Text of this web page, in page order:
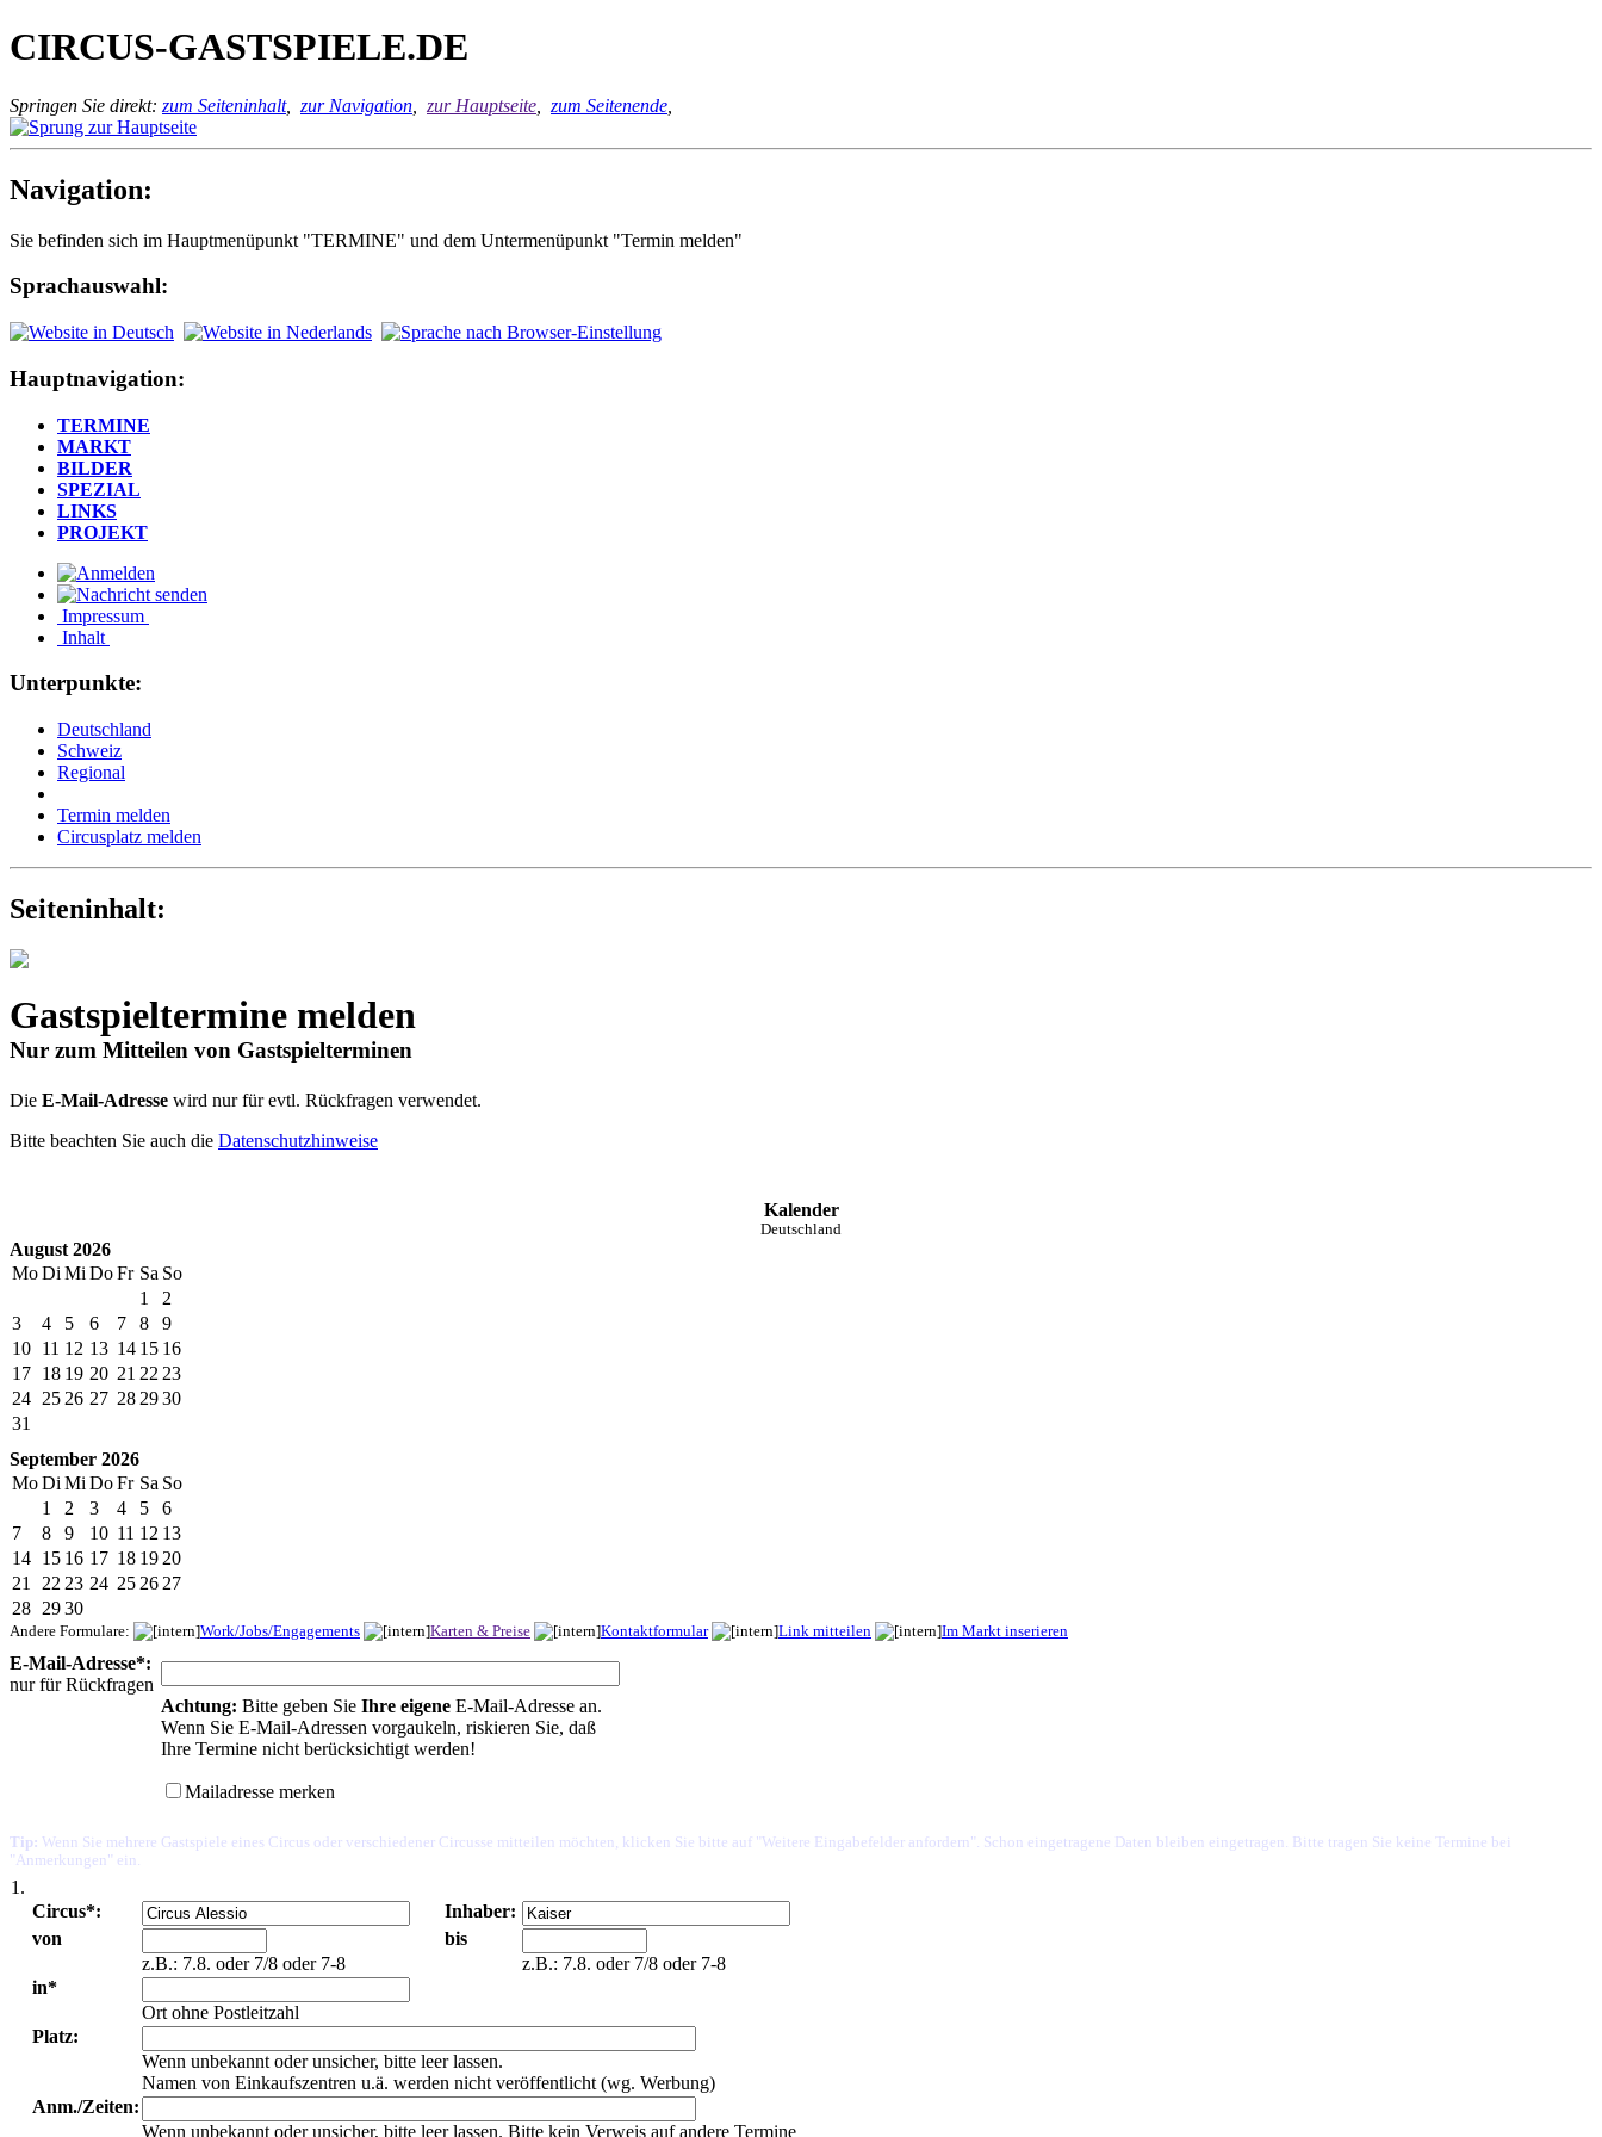
CIRCUS-GASTSPIELE.DE
Springen Sie direkt: zum Seiteninhalt, zur Navigation zur Hauptseite zum Seitenende
Navigation:
Sie befinden sich im Hauptmenüpunkt "TERMINE" und dem Untermenüpunkt "Termin melden"
Sprachauswahl:
Hauptnavigation:
TERMINE
MARKT
BILDER
SPEZIAL
LINKS
PROJEKT
Impressum
Inhalt
Unterpunkte:
Deutschland
Schweiz
Regional
Termin melden
Circusplatz melden
Seiteninhalt:
Gastspieltermine melden
Nur zum Mitteilen von Gastspielterminen
Die E-Mail-Adresse wird nur für evtl. Rückfragen verwendet.
Bitte beachten Sie auch die Datenschutzhinweise
Kalender
Deutschland
August 2026
MoDi Mi DoFr Sa So
1
2
3
4 5 6 7 8
9
10 11 12 13 14 15 16
17 18 19 20 21 22 23
24 25 26 27 28 2930
31
September 2026
MoDi Mi DoFr Sa So
1
2 3 4 5
6
7
8 9 10 11 12 13
14 15 16 17 18 19 20
21
22 23 24 25 26 27
28 2930
Andere Formulare: Work/Jobs/Engagements Karten & Preise Kontaktformular Link mitteilen Im Markt inserieren
E-Mail-Adresse*:
nur für Rückfragen
Achtung: Bitte geben Sie Ihre eigene E-Mail-Adresse an.
Wenn Sie E-Mail-Adressen vorgaukeln, riskieren Sie, daß
Ihre Termine nicht berücksichtigt werden!
Mailadresse merken
Tip: Wenn Sie mehrere Gastspiele eines Circus oder verschiedener Circusse mitteilen möchten, klicken Sie bitte auf "Weitere Eingabefelder anfordern". Schon eingetragene Daten bleiben eingetragen. Bitte tragen Sie keine Termine bei
"Anmerkungen" ein.
1.
Circus*:
Inhaber:
von
z.B.: 7.8. oder 7/8 oder 7-8
bis
z.B.: 7.8. oder 7/8 oder 7-8
in*
Ort ohne Postleitzahl
Platz:
Wenn unbekannt oder unsicher, bitte leer lassen.
Namen von Einkaufszentren u.ä. werden nicht veröffentlicht (wg. Werbung)
Anm./Zeiten:
Wenn unbekannt oder unsicher, bitte leer lassen. Bitte kein Verweis auf andere Termine